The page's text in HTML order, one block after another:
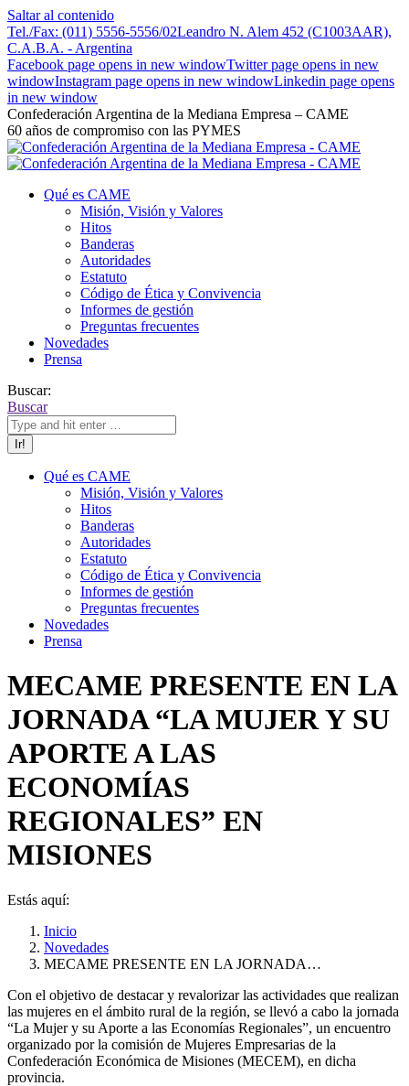
Saltar al contenido
Tel./Fax: (011) 5556-5556/02Leandro N. Alem 452 (C1003AAR),
C.A.B.A. - Argentina
Facebook page opens in new windowTwitter page opens in new
windowInstagram page opens in new windowLinkedin page opens
in new window
Confederación Argentina de la Mediana Empresa – CAME
60 años de compromiso con las PYMES
Qué es CAME
Misión, Visión y Valores
Hitos
Banderas
Autoridades
Estatuto
Código de Ética y Convivencia
Informes de gestión
Preguntas frecuentes
Novedades
Prensa
Buscar:
Buscar
Qué es CAME
Misión, Visión y Valores
Hitos
Banderas
Autoridades
Estatuto
Código de Ética y Convivencia
Informes de gestión
Preguntas frecuentes
Novedades
Prensa
MECAME PRESENTE EN LA
JORNADA “LA MUJER Y SU
APORTE A LAS
ECONOMÍAS
REGIONALES” EN
MISIONES
Estás aquí:
Inicio
Novedades
MECAME PRESENTE EN LA JORNADA…
Con el objetivo de destacar y revalorizar las actividades que realizan
las mujeres en el ámbito rural de la región, se llevó a cabo la jornada
“La Mujer y su Aporte a las Economías Regionales”, un encuentro
organizado por la comisión de Mujeres Empresarias de la
Confederación Económica de Misiones (MECEM), en dicha
provincia.